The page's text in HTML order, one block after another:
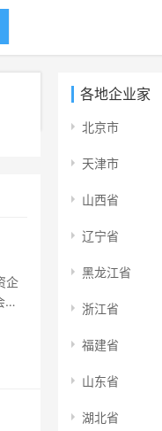
企
投
各地企业家
北京市
天津市
山西省
辽宁省
黑龙江省
浙江省
福建省
山东省
湖北省